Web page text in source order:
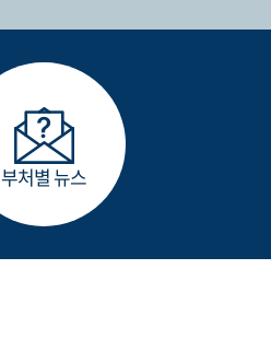
부처별 뉴스